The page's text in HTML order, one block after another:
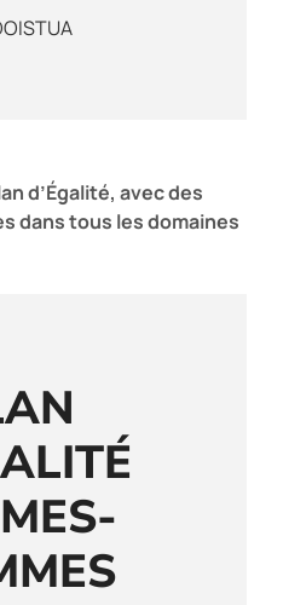
d’Égalité, avec des
dans tous les domaines